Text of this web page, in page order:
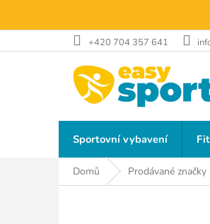
obsah
+420 704 357 641
Sportovní vybavení
Domů Prodávané značky
P